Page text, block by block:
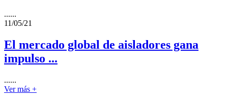
......
11/05/21
El mercado global de aisladores gana
impulso ...
......
Ver más +